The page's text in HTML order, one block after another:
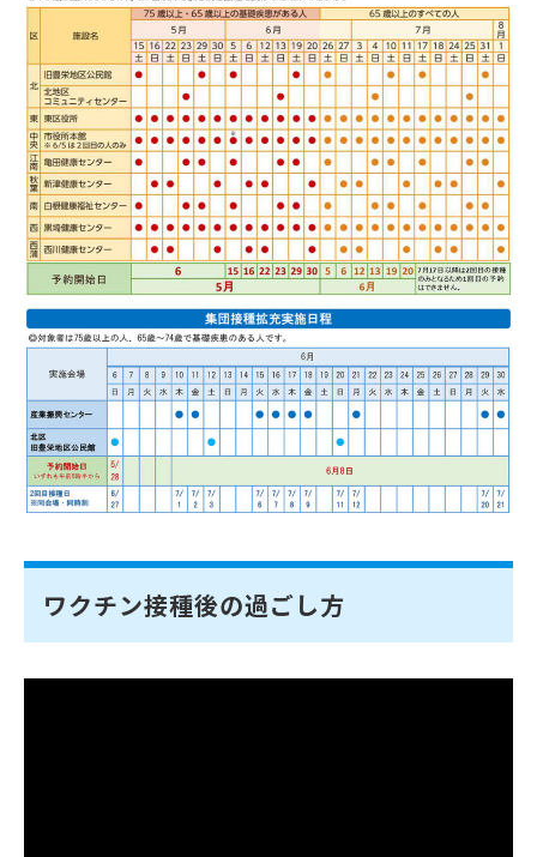
ワクチン接種後の過ごし方